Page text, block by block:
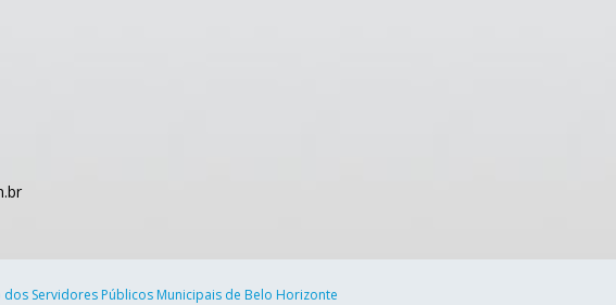
dos Servidores Públicos Municipais de Belo Horizonte